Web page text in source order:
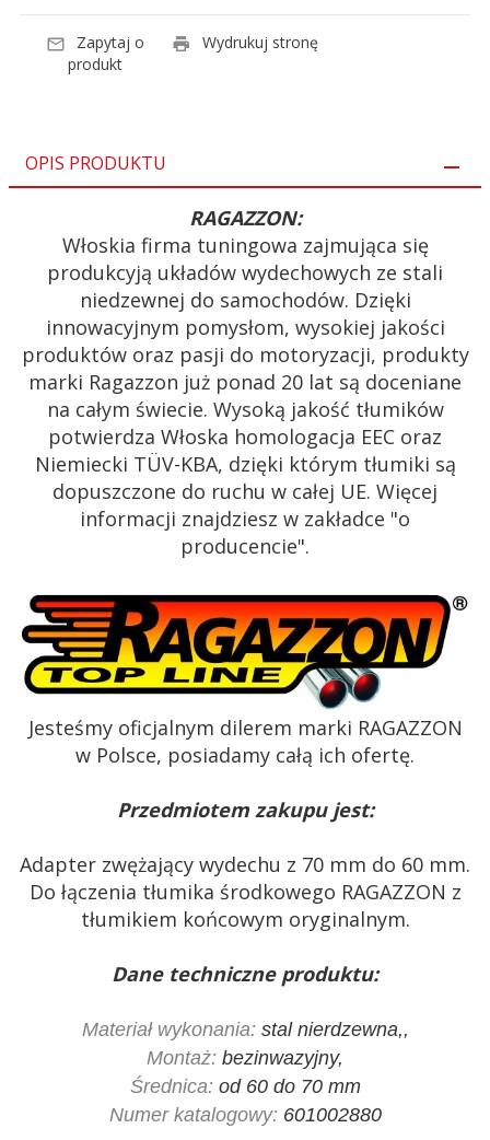
Zapytaj o
produkt
Wydrukuj stronę
OPIS PRODUKTU
RAGAZZON:
Włoskia firma tuningowa zajmująca się
produkcyją układów wydechowych ze stali
niedzewnej do samochodów. Dzięki
innowacyjnym pomysłom, wysokiej jakości
produktów oraz pasji do motoryzacji, produkty
marki Ragazzon już ponad 20 lat są doceniane
na całym świecie. Wysoką jakość tłumików
potwierdza Włoska homologacja EEC oraz
Niemiecki TÜV-KBA, dzięki którym tłumiki są
dopuszczone do ruchu w całej UE. Więcej
informacji znajdziesz w zakładce "o
producencie".
Jesteśmy oficjalnym dilerem marki RAGAZZON
w Polsce, posiadamy całą ich ofertę.
Przedmiotem zakupu jest:
Adapter zwężający wydechu z 70 mm do 60 mm.
Do łączenia tłumika środkowego RAGAZZON z
tłumikiem końcowym oryginalnym.
Dane techniczne produktu:
Materiał wykonania:stal nierdzewna,,
Montaż: bezinwazyjny,
Średnica:od 60 do 70 mm
Numer katalogowy:601002880